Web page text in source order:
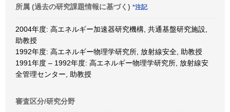
所属 (過去の研究課題情報に基づく) *注記
2004年度: 高エネルギー加速器研究機構, 共通基盤研究施設,
助教授
1992年度: 高エネルギー物理学研究所, 放射線安全, 助教授
1991年度 – 1992年度: 高エネルギー物理学研究所, 放射線安
全管理センター, 助教授
審査区分/研究分野